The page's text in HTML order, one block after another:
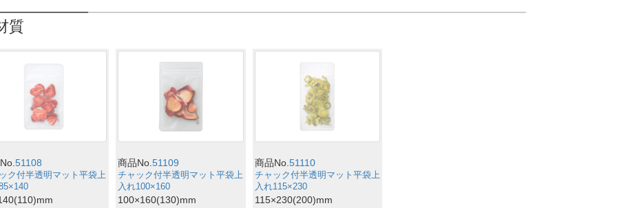
質
51108
ク付半透明マット平袋上
商品No.51109
チャック付半透明マット平袋上
入れ100×160
100×160(130)mm
商品No.51110
チャック付半透明マット平袋上
入れ115×230
115×230(200)mm